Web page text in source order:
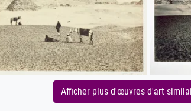
Afficher plus d'œuvres d'art